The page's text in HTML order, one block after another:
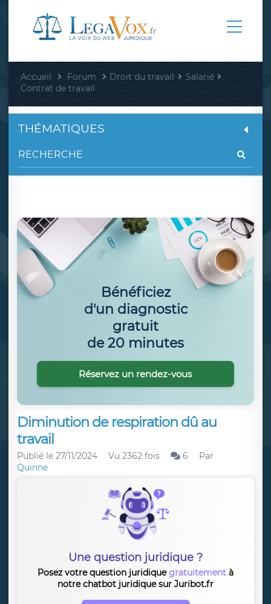
Accueil Forum Droit du travail
Salarié
Contrat de travail
Diminution de respiration dû au
travail
Publié le 27/11/2024 Vu 2362 fois 6
Par
Quinne
Une question juridique ?
Posez votre question juridiquegratuitement à
notre chatbot juridique sur Juribot.fr
THÉMATIQUES
Bénéficiez
d'un diagnostic
gratuit
de 20 minutes
Réservez un rendez-vous